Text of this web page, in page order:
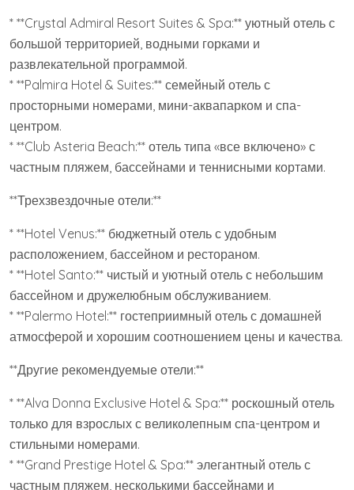
* **Crystal Admiral Resort Suites & Spa:** уютный отель с
большой территорией, водными горками и
развлекательной программой.
* **Palmira Hotel & Suites:** семейный отель с
просторными номерами, мини-аквапарком и спа-
центром.
* **Club Asteria Beach:** отель типа «все включено» с
частным пляжем, бассейнами и теннисными кортами.
**Трехзвездочные отели:**
* **Hotel Venus:** бюджетный отель с удобным
расположением, бассейном и рестораном.
* **Hotel Santo:** чистый и уютный отель с небольшим
бассейном и дружелюбным обслуживанием.
* **Palermo Hotel:** гостеприимный отель с домашней
атмосферой и хорошим соотношением цены и качества.
**Другие рекомендуемые отели:**
* **Alva Donna Exclusive Hotel & Spa:** роскошный отель
только для взрослых с великолепным спа-центром и
стильными номерами.
* **Grand Prestige Hotel & Spa:** элегантный отель с
частным пляжем, несколькими бассейнами и